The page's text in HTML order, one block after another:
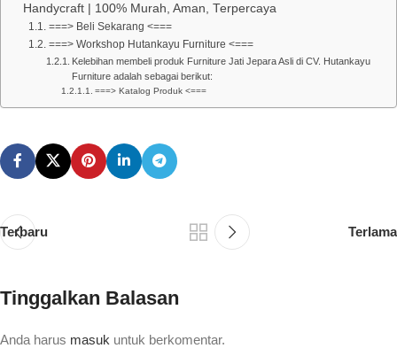
Handycraft | 100% Murah, Aman, Terpercaya
===> Beli Sekarang <===
===> Workshop Hutankayu Furniture <===
Kelebihan membeli produk Furniture Jati Jepara Asli di CV. Hutankayu
Furniture adalah sebagai berikut:
===> Katalog Produk <===
Terbaru Terlama
Tinggalkan Balasan
Anda harus masuk untuk berkomentar.